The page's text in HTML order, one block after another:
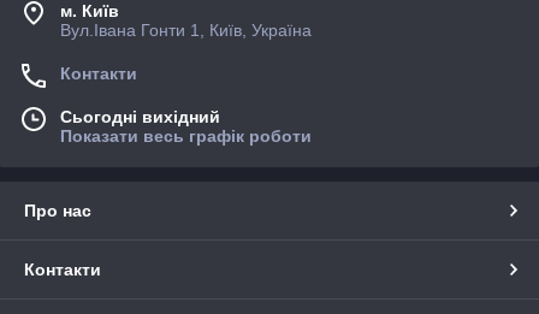
м. Київ
Вул.Івана Гонти 1, Київ, Україна
Контакти
Сьогодні вихідний
Показати весь графік роботи
Про нас
Контакти